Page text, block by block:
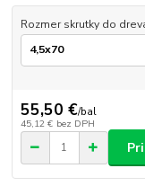
Rozmer skrutky do
55,50 €/bal
45,12 € bez DPH